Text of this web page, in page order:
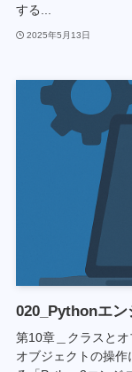
する...
2025年5月13日
020_Pythonエン
第10章＿クラスと
オブジェクトの操